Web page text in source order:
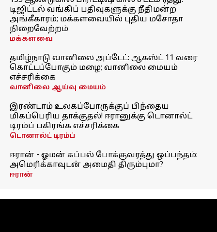
டிஜிட்டல் வங்கிப் பதிவுகளுக்கு நீதிமன்ற
அங்கீகாரம்; மக்களவையில் புதிய மசோதா
நிறைவேற்றம்
மக்களவை
தமிழ்நாடு வானிலை அப்டேட்: ஆகஸ்ட் 11 வரை
கொட்டப்போகும் மழை; வானிலை மையம்
எச்சரிக்கை
வானிலை ஆய்வு மையம்
இரண்டாம் உலகப்போருக்குப் பிந்தைய
மிகப்பெரிய தாக்குதல்! ஈரானுக்கு டொனால்ட்
டிரம்ப் பகிரங்க எச்சரிக்கை
டொனால்ட் டிரம்ப்
ஈரான் - ஓமன் கப்பல் போக்குவரத்து ஒப்பந்தம்:
அமெரிக்காவுடன் அமைதி திரும்புமா?
ஈரான்